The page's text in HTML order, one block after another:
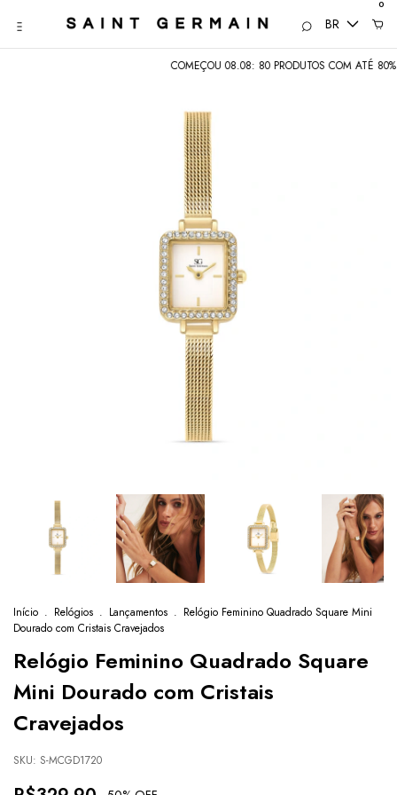
BR
0
COMEÇOU 08.08: 80 PRODUTOS COM ATÉ 80% •
Início . Relógios . Lançamentos . Relógio Feminino Quadrado Square Mini
Dourado com Cristais Cravejados
Relógio Feminino Quadrado Square
Mini Dourado com Cristais
Cravejados
SKU: S-MCGD1720